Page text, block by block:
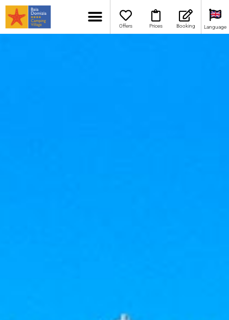
Offers Prices Booking Language